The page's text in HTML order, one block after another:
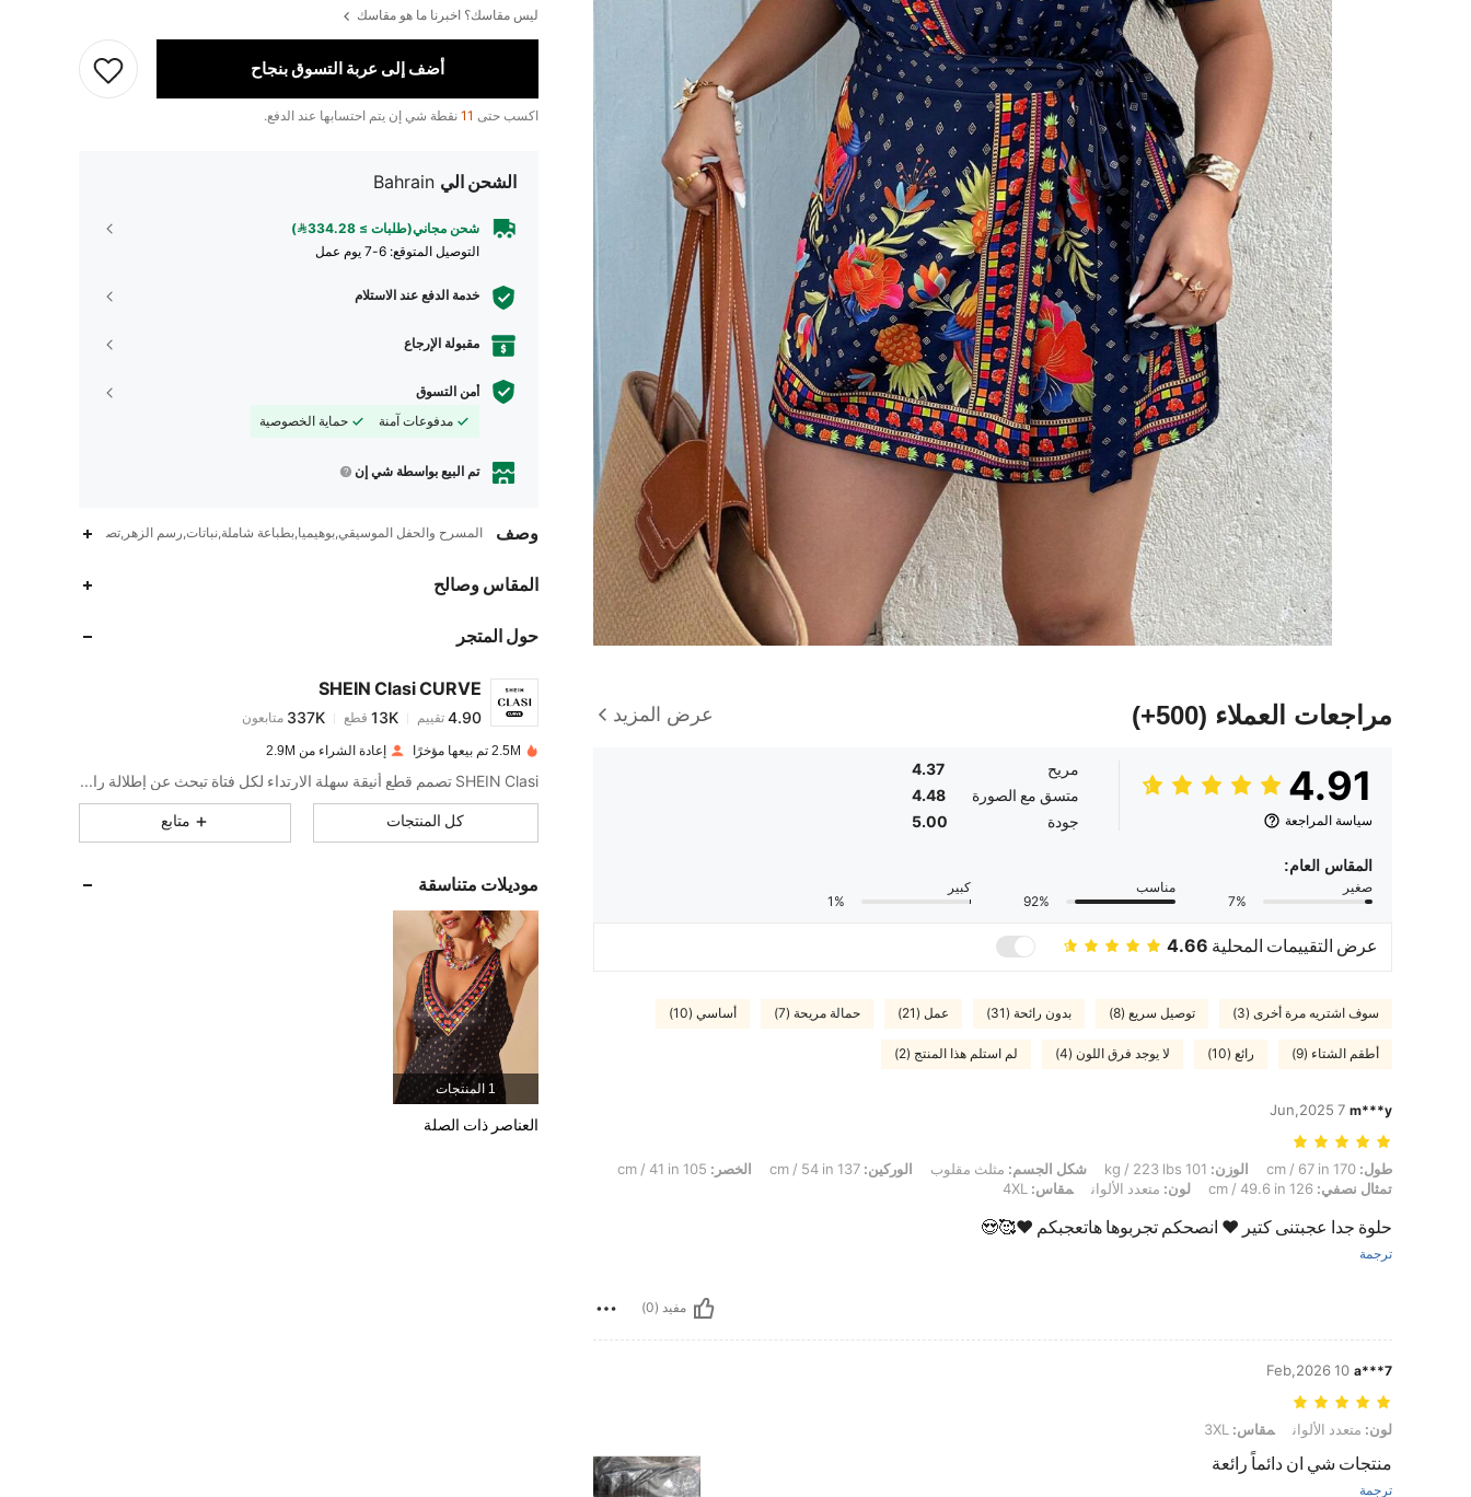
مراجعات العملاء (500+) عرض المزيد
4.91
سياسة المراجعة
مريح
4.37
متسق مع الصورة
4.48
جودة
5.00
المقاس العام:
صغير
7%
مناسب
92%
كبير
1%
عرض التقييمات المحلية 4.66
سوف اشتريه مرة أخرى (3) توصيل سريع (8) بدون رائحة (31) عمل (21) حمالة مريحة (7) أساسي (10)
أطقم الشتاء (9) رائع (10) لا يوجد فرق اللون (4) لم استلم هذا المنتج (2)
m***y
7 Jun,2025
طول: 170 cm / 67 in, الوزن: 101 kg / 223 lbs, شكل الجسم: مثلث مقلوب, الوركين: 137 cm / 54 in, الخصر: 105 cm / 41 in, تمثال نصفي: 126 cm / 49.6 in, لون: متعدد الألوان, مقاس: 4XL
طول: الوزن: شكل الجسم: مثلث مقلوب الوركين: الخصر:
تمثال نصفي:
لون: متعدد الألوان مقاس:
حلوة جدا عجبتنى كتير ❤ انصحكم تجربوها هاتعجبكم ❤🥰😍
ترجمة
مفيد (0)
a***7
10 Feb,2026
لون: متعدد الألوان, مقاس: 3XL
لون: متعدد الألوان مقاس:
منتجات شي ان دائماً رائعة
ترجمة
ليس مقاسك؟ اخبرنا ما هو مقاسك
أضف إلى عربة التسوق بنجاح
اكسب حتى 11 نقطة شي إن يتم احتسابها عند الدفع.
الشحن الي Bahrain
شحن مجاني(طلبات ≥ 334.28)
التوصيل المتوقع: 6-7 يوم عمل
خدمة الدفع عند الاستلام
مقبولة الإرجاع
أمن التسوق
مدفوعات آمنة
حماية الخصوصية
تم البيع بواسطة شي إن
وصف المسرح والحفل الموسيقي,بوهيميا,بطباعة شاملة,نباتات,رسم الزهر,تصميم
المقاس وصالح
حول المتجر
SHEIN Clasi CURVE
4.90
h***1 تم دفعمنذ 1 يوم
4.90
4.90
4.90
13K
4.90
13K
2.5M تم بيعها مؤخرًا إعادة الشراء من 2.9M
SHEIN Clasi تصمم قطع أنيقة سهلة الارتداء لكل فتاة تبحث عن إطلالة راقية.
كل المنتجات متابع
موديلات متناسقة
1 المنتجات
العناصر ذات الصلة